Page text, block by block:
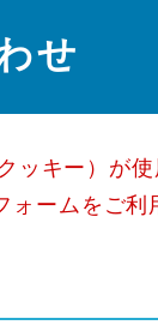
せ
ッキー）が
ームをご利